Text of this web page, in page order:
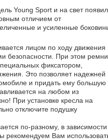
Young Sport и на свет
отличием от
и усиленные
лицом по ходу движения
безопасности. При этом ремни
фиксатором,
Это позволяет надежней
и придать ему большую
на любом из
При установке кресла на
отключите подушку
по-разному, в зависимости
рекомендуем Вам